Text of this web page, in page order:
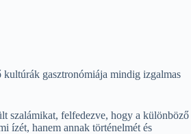
kultúrák gasztronómiája mindig izgalmas
szalámikat, felfedezve, hogy a különböző
ízét, hanem annak történelmét és